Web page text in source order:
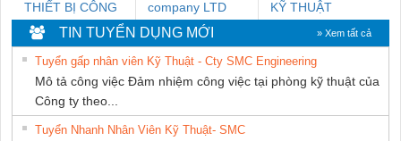
THIẾT BỊ CÔNG
NGHIỆP NIHON
SETSUBI VIỆT
NAM
company LTD
KỸ THUẬT
KTECH VIỆT
NAM
TIN TUYỂN DỤNG MỚI » Xem tất cả
Tuyển gấp nhân viên Kỹ Thuật - Cty SMC Engineering
Mô tả công việc Đảm nhiệm công việc tại phòng kỹ thuật của
Công ty theo...
Tuyển Nhanh Nhân Viên Kỹ Thuật- SMC